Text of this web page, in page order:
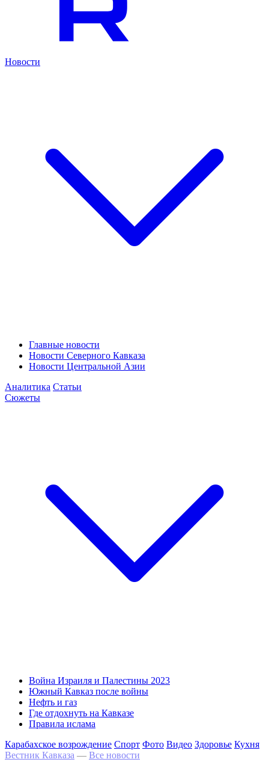
Новости
Главные новости
Новости Северного Кавказа
Новости Центральной Азии
Аналитика Статьи
Сюжеты
Война Израиля и Палестины 2023
Южный Кавказ после войны
Нефть и газ
Где отдохнуть на Кавказе
Правила ислама
Карабахское возрождение Спорт Фото Видео Здоровье Кухня
Вестник Кавказа — Все новости